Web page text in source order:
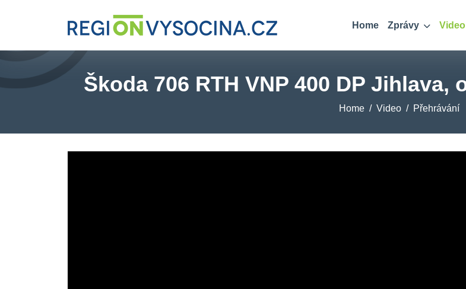
Home Zprávy Video
Škoda 706 RTH VNP 400 DP
Home Video Přehrávání